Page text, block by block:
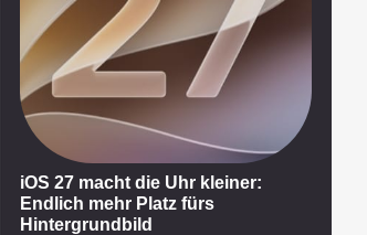
iOS 27 macht die Uhr kleiner:
Endlich mehr Platz fürs
Hintergrundbild